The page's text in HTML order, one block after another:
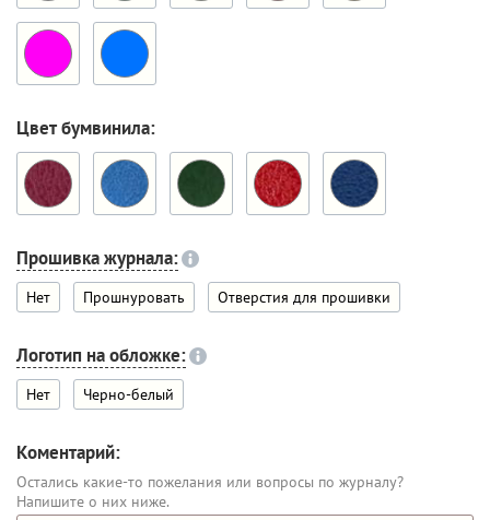
Цвет бумвинила:
Прошивка журнала:
Нет Прошнуровать Отверстия для прошивки
Логотип на обложке:
Нет Черно-белый
Коментарий:
Остались какие-то пожелания или вопросы по журналу?
Напишите о них ниже.